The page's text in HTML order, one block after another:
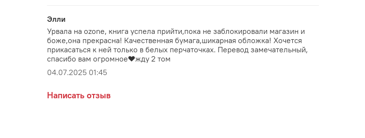
Элли
Урвала на ozone, книга успела прийти,пока не заблокировали магазин и
боже,она прекрасна! Качественная бумага,шикарная обложка! Хочется
прикасаться к ней только в белых перчаточках. Перевод замечательный,
спасибо вам огромное❤️жду 2 том
04.07.2025 01:45
Написать отзыв